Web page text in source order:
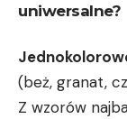
uniwersalne?
(beż,⁤ granat,
Z wzorów